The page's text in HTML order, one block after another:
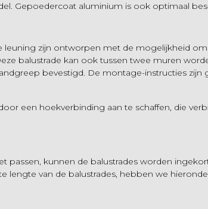
Gepoedercoat aluminium is ook optimaal
zijn ontworpen met de mogelijkheid
balustrade kan ook tussen twee muren
bevestigd. De montage-instructies zijn
een hoekverbinding aan te schaffen, die
passen, kunnen de balustrades worden
lengte van de balustrades, hebben we